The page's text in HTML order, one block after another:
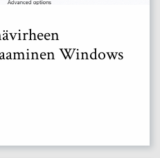
Windows